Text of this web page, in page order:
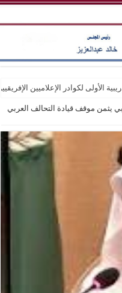
الأولى لكوادر الإعلاميين
يثمن موقف قيادة التحالف العربي